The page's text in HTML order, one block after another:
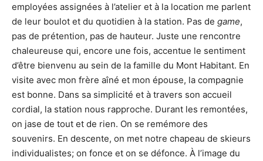
employées assignées à l’atelier et à la location me parlent
de leur boulot et du quotidien à la station. Pas de game,
pas de prétention, pas de hauteur. Juste une rencontre
chaleureuse qui, encore une fois, accentue le sentiment
d’être bienvenu au sein de la famille du Mont Habitant. En
visite avec mon frère aîné et mon épouse, la compagnie
est bonne. Dans sa simplicité et à travers son accueil
cordial, la station nous rapproche. Durant les remontées,
on jase de tout et de rien. On se remémore des
souvenirs. En descente, on met notre chapeau de skieurs
individualistes; on fonce et on se défonce. À l’image du